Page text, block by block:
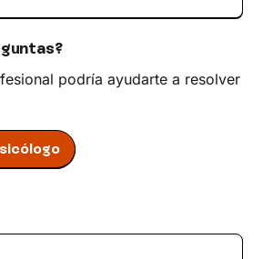
podría ayudarte a resolver